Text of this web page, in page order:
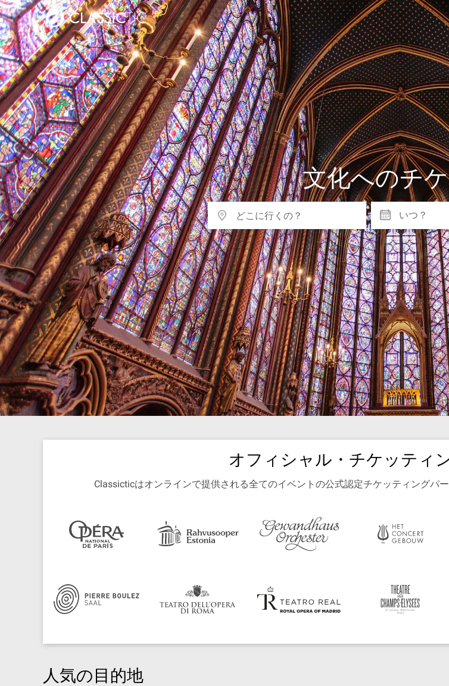
文化へのチ
いつ？
オフィシャル・チケッティ
Classicticはオンラインで提供される全てのイベントの公式認定チケッティングパ
人気の目的地